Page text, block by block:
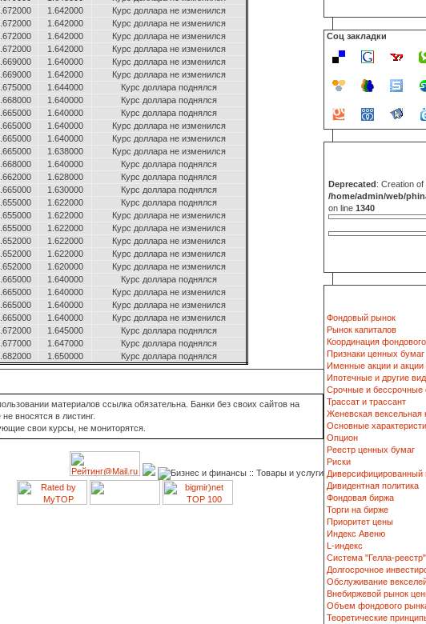
1.642000
Курс доллара не изменился
1.642000
Курс доллара не изменился
1.642000
Курс доллара не изменился
1.642000
Курс доллара не изменился
1.640000
Курс доллара не изменился
1.642000
Курс доллара не изменился
1.644000
Курс доллара поднялся
1.640000
Курс доллара поднялся
1.640000
Курс доллара поднялся
1.640000
Курс доллара не изменился
1.640000
Курс доллара не изменился
1.638000
Курс доллара не изменился
1.640000
Курс доллара поднялся
1.628000
Курс доллара поднялся
1.630000
Курс доллара поднялся
1.622000
Курс доллара поднялся
1.622000
Курс доллара не изменился
1.622000
Курс доллара не изменился
1.622000
Курс доллара не изменился
1.622000
Курс доллара не изменился
1.620000
Курс доллара не изменился
1.640000
Курс доллара поднялся
1.640000
Курс доллара не изменился
1.640000
Курс доллара не изменился
1.640000
Курс доллара не изменился
1.645000
Курс доллара поднялся
1.647000
Курс доллара поднялся
1.650000 Курс доллара поднялся
материалов ссылка обязательна. Банки без своих сайтов на
вносятся в листинг.
свои курсы, не мониторятся.
Соц закладки
Deprecated: Creation
/home/admin/web/
on line 1340
Фондовый рынок
Рынок капиталов
Координация
Признаки ценных бумаг
Именные акции и акции
Ипотечные и другие
Срочные и бессрочные
Трассат и трассант
Женевская вексельная
Основные
Опцион
Реестр ценных бумаг
Риски
Диверсифицированный
Дивидентная политика
Фондовая биржа
Торги на бирже
Приоритет цены
Индекс Авеню
L-индекс
Система "Гелла-реестр"
Долгосрочное
Обслуживание
Внебиржевой рынок
Объем фондового
Теоретические